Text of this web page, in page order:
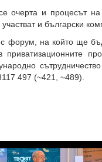
очерта и процесът на
и български
форум, на който ще
497 (~421, ~489).